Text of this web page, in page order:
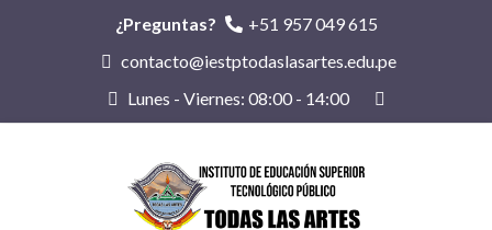
¿Preguntas?
+51 957 049 615
contacto@iestptodaslasartes.edu.pe
Lunes - Viernes: 08:00 - 14:00